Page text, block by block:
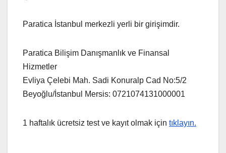
Paratica İstanbul merkezli yerli bir girişimdir.
Paratica Bilişim Danışmanlık ve Finansal
Hizmetler
Evliya Çelebi Mah. Sadi Konuralp Cad No:5/2
Beyoğlu/İstanbul Mersis: 0721074131000001
1 haftalık ücretsiz test ve kayıt olmak için tıklayın.